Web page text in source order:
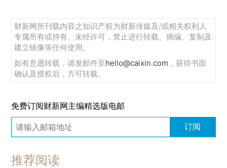
财新网所刊载内容之知识产权为财新传媒及/或相关权利人
专属所有或持有。未经许可，禁止进行转载、摘编、复制及
建立镜像等任何使用。
如有意愿转载，请发邮件至hello@caixin.com ，获得书面
确认及授权后，方可转载。
免费订阅财新网主编精选版电邮
订阅
推荐阅读